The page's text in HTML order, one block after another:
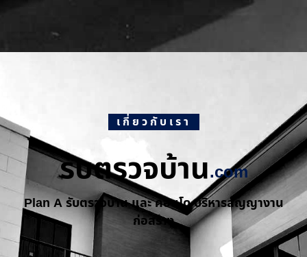
เกี่ยวกับเรา
รับตรวจบ้าน.com
Plan A รับตรวจบ้าน และ คอนโด บริหารสัญญางาน
ก่อสร้าง